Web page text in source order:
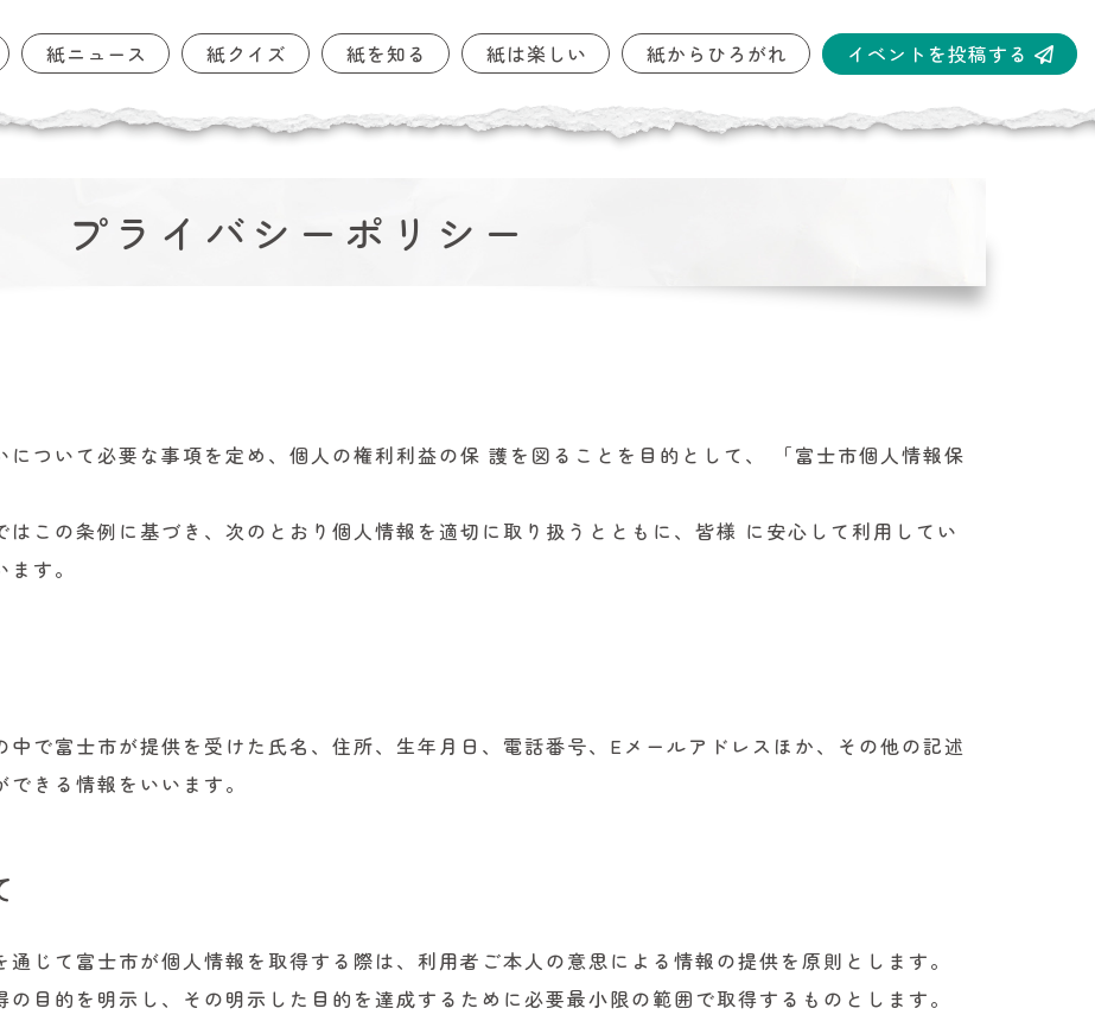
紙ニュース 紙クイズ 紙を知る 紙は楽しい 紙からひろがれ イベントを投稿する
プライバシーポリシー
ついて必要な事項を定め、個人の権利利益の保 護を図ることを目的として、 「富士市個人情報保
はこの条例に基づき、次のとおり個人情報を適切に取り扱うとともに、皆様 に安心して利用してい
す。
中で富士市が提供を受けた氏名、住所、生年月日、電話番号、Eメールアドレスほか、その他の記述
きる情報をいいます。
通じて富士市が個人情報を取得する際は、利用者ご本人の意思による情報の提供を原則とします。
目的を明示し、その明示した目的を達成するために必要最小限の範囲で取得するものとします。